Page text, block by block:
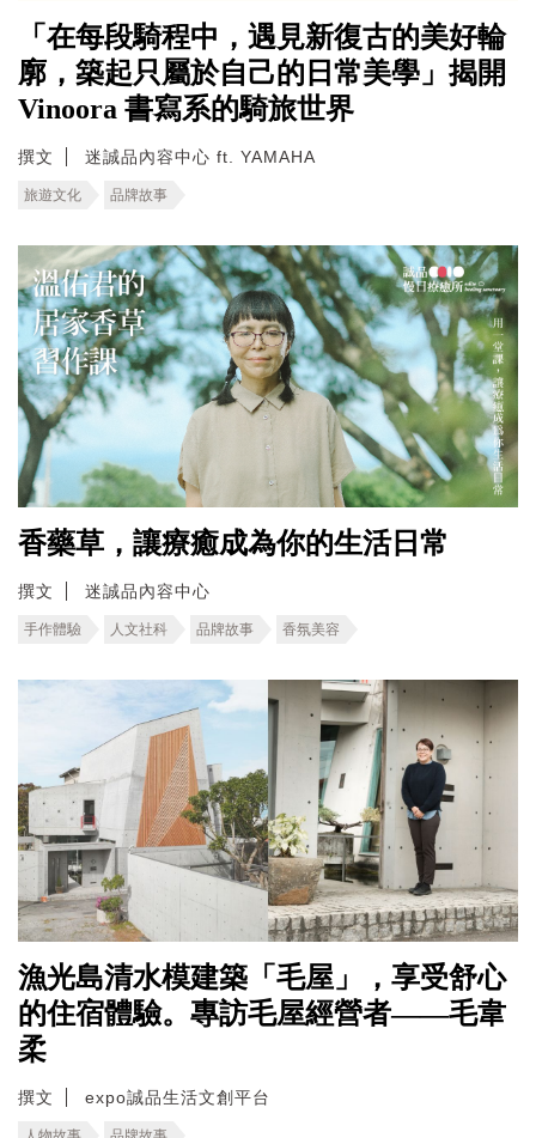
「在每段騎程中，遇見新復古的美好輪
廓，築起只屬於自己的日常美學」揭開
Vinoora 書寫系的騎旅世界
撰文 迷誠品內容中心 ft. YAMAHA
旅遊文化 品牌故事
香藥草，讓療癒成為你的生活日常
撰文 迷誠品內容中心
手作體驗 人文社科 品牌故事 香氛美容
漁光島清水模建築「毛屋」，享受舒心
的住宿體驗。專訪毛屋經營者——毛韋
柔
撰文 expo誠品生活文創平台